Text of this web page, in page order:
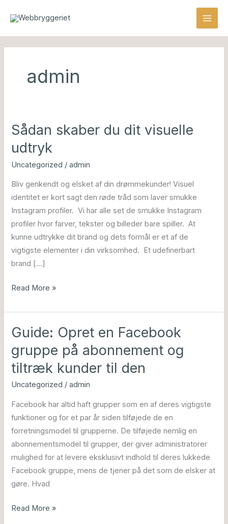
admin
Sådan skaber du dit visuelle
udtryk
Uncategorized /admin
Bliv genkendt og elsket af din drømmekunder! Visuel
identitet er kort sagt den røde tråd som laver smukke
Instagram profiler. Vi har alle set de smukke Instagram
profiler hvor farver, tekster og billeder bare spiller. At
kunne udtrykke dit brand og dets formål er et af de
vigtigste elementer i din virksomhed. Et udefinerbart
brand […]
Sådan
skaber
du
dit
visuelle
udtryk
Read More »
Guide: Opret en Facebook
gruppe på abonnement og
tiltræk kunder til den
Uncategorized /admin
Facebook har altid haft ​​grupper som en af ​​deres vigtigste
funktioner og for et par år siden tilføjede de en
forretningsmodel til grupperne. De tilføjede nemlig en
abonnementsmodel til grupper, der giver administratorer
mulighed for at levere eksklusivt indhold til deres lukkede
Facebook gruppe, mens de tjener på det som de elsker at
gøre. Hvad
Guide:
en
Facebook
gruppe
abonnement
og
tiltræk
kunder
til
den
Read More »